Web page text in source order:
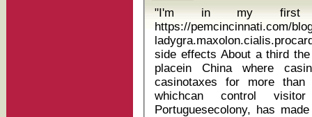
"I'm in my first
https://pemcincinnati.com/
side effects About a third the size of Manhattan, Macau is the only
placein China where
casinotaxes for more
whichcan control
Portuguesecolony, has